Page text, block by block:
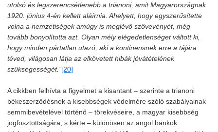
utolsó és legszerencsétlenebb a trianoni, amit Magyarországnak
1920. június 4-én kellett aláírnia. Ahelyett, hogy egyszerűsítette
volna a nemzetiségek amúgy is meglévő szövevényét, még
tovább bonyolította azt. Olyan mély elégedetlenséget váltott ki,
hogy minden pártatlan utazó, aki a kontinensnek erre a tájára
téved, világosan látja az elkövetett hibák jóvátételének
szükségességét.”[20]
A cikkben felhívta a figyelmet a kisantant – szerinte a trianoni
békeszerződésnek a kisebbségek védelmére szóló szabályainak
semmibevételével történő – törekvéseire, a magyar kisebbség
jogfosztottságára, s kérte – különösen az angol bankok